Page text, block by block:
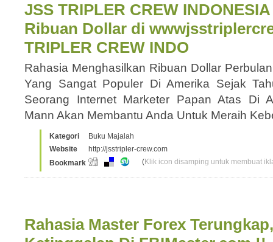
JSS TRIPLER CREW
Ribuan Dollar di
TRIPLER CREW INDO
Rahasia Menghasilkan Ribuan Dollar
Yang Sangat Populer Di Amerika Sejak
Seorang Internet Marketer Papan Atas Di
Mann Akan Membantu Anda Untuk Meraih
Kategori
Buku Majalah
Website
http://jsstripler-crew.com
Bookmark
(Klik icon disamping untuk membuat
Rahasia Master Forex